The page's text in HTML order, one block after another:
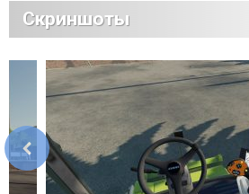
Скриншоты